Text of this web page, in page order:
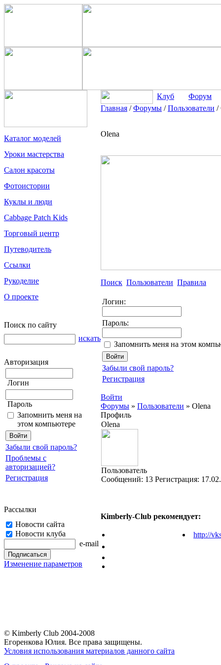
Каталог моделей
Уроки мастерства
Салон красоты
Фотоистории
Куклы и люди
Cabbage Patch Kids
Торговый центр
Путеводитель
Ссылки
Рукоделие
О проекте
Поиск по сайту
искать
Авторизация
Логин
Пароль
Запомнить меня на
этом компьютере
Забыли свой пароль?
Проблемы с
авторизацией?
Регистрация
Рассылки
Новости сайта
Новости клуба
e-mail
Изменение параметров
Клуб
Форум
Главная /Форумы /Пользователи /
Olena
Поиск Пользователи Правила
Логин:
Пароль:
Запомнить меня на этом
Забыли свой пароль?
Регистрация
Войти
Форумы » Пользователи » Olena
Профиль
Olena
Пользователь
Cообщений: 13 Регистрация:
Kimberly-Club рекомендует:
http://
© Kimberly Club 2004-2008
Егоренкова Юлия. Все права защищены.
Условия использования материалов данного сайта